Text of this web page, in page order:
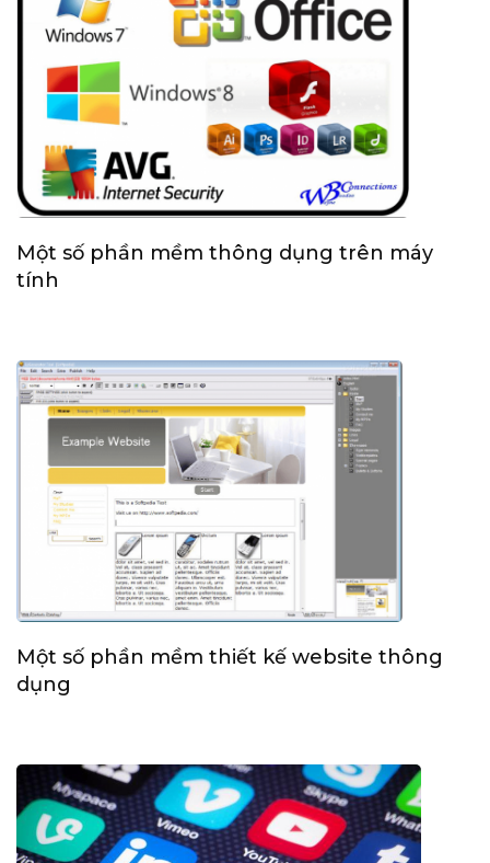
Một số phần mềm thông dụng trên máy
tính
Một số phần mềm thiết kế website thông
dụng